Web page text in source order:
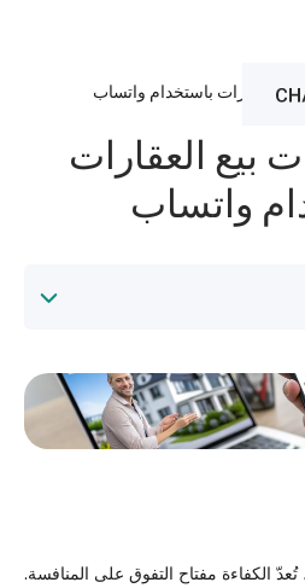
بيع العقارات باستخدام واتساب
بيع العقارات
واتساب
الكفاءة مفتاح التفوق على المنافسة.